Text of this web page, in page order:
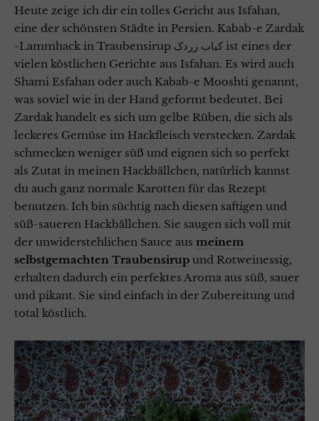
Heute zeige ich dir ein tolles Gericht aus Isfahan,
eine der schönsten Städte in Persien. Kabab-e Zardak
-Lammhack in Traubensirup کباب زردک ist eines der
vielen köstlichen Gerichte aus Isfahan. Es wird auch
Shami Esfahan oder auch Kabab-e Mooshti genannt,
was soviel wie in der Hand geformt bedeutet. Bei
Zardak handelt es sich um gelbe Rüben, die sich als
leckeres Gemüse im Hackfleisch verstecken. Zardak
schmecken weniger süß und eignen sich so perfekt
als Zutat in meinen Hackbällchen, natürlich kannst
du auch ganz normale Karotten für das Rezept
benutzen. Ich bin süchtig nach diesen saftigen und
süß-saueren Hackbällchen. Sie saugen sich voll mit
der unwiderstehlichen Sauce aus meinem
selbstgemachten Traubensirup und Rotweinessig,
erhalten dadurch ein perfektes Aroma aus süß, sauer
und pikant. Sie sind einfach in der Zubereitung und
total köstlich.